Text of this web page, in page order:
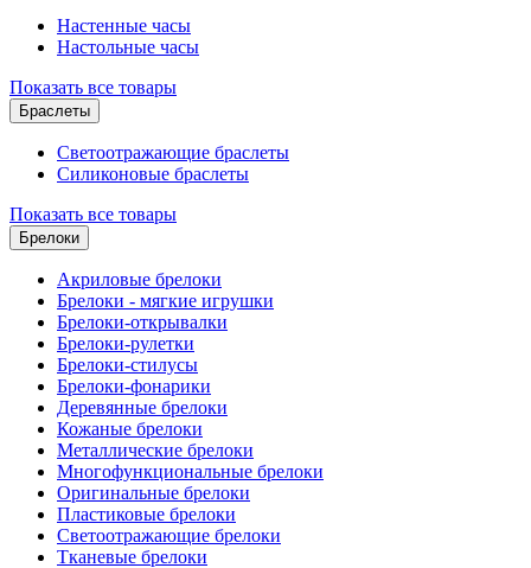
Настенные часы
Настольные часы
Показать все товары
Браслеты
Светоотражающие браслеты
Силиконовые браслеты
Показать все товары
Брелоки
Акриловые брелоки
Брелоки - мягкие игрушки
Брелоки-открывалки
Брелоки-рулетки
Брелоки-стилусы
Брелоки-фонарики
Деревянные брелоки
Кожаные брелоки
Металлические брелоки
Многофункциональные брелоки
Оригинальные брелоки
Пластиковые брелоки
Светоотражающие брелоки
Тканевые брелоки